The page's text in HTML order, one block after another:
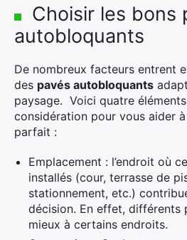
Choisir les bons
autobloquants
De nombreux facteurs entrent
des pavés autobloquants
paysage. Voici quatre
considération pour vous aider
parfait :
Emplacement : l’endroit où
installés (cour, terrasse de
stationnement, etc.)
décision. En effet, différents
mieux à certains endroits.
Rechercher